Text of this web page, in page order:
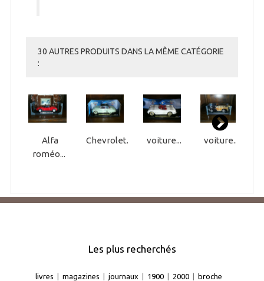
30 AUTRES PRODUITS DANS LA MÊME CATÉGORIE
:
Alfa
roméo...
Chevrolet... voiture... voiture...
Les plus recherchés
livres | magazines | journaux | 1900 | 2000 | broche